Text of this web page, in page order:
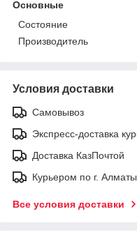
Основные
Состояние
Производитель
Условия доставки
Самовывоз
Экспресс-доставка
Доставка КазПочтой
Курьером по г.
Все условия доставки